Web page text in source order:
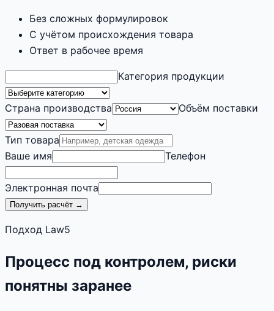
Без сложных формулировок
С учётом происхождения товара
Ответ в рабочее время
Категория продукции
Страна производства Объём поставки
Тип товара
Ваше имя
Телефон
Электронная почта
Получить расчёт →
Подход Law5
Процесс под контролем, риски
понятны заранее